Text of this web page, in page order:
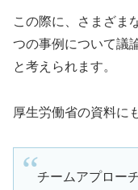
この際に、さまざま
つの事例について議
と考えられます。
厚生労働省の資料に
チームアプロー